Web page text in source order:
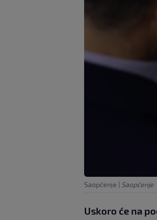
Saopćenje | Saopćenje
Uskoro će na